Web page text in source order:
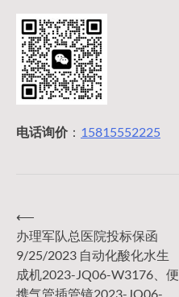
电话询价： 15815552225
文
章
⟵
办理军队总医院投标保函
9/25/2023 自动化酸化水生
成机2023-JQ06-W3176、便
携气管插管镜2023-JQ06-